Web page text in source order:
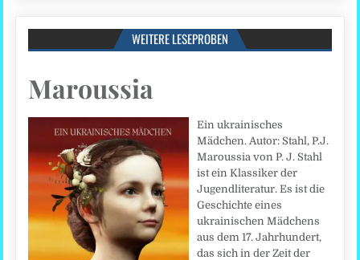
WEITERE LESEPROBEN
Maroussia
Ein ukrainisches
Mädchen. Autor: Stahl, P.J.
Maroussia von P. J. Stahl
ist ein Klassiker der
Jugendliteratur. Es ist die
Geschichte eines
ukrainischen Mädchens
aus dem 17. Jahrhundert,
das sich in der Zeit der